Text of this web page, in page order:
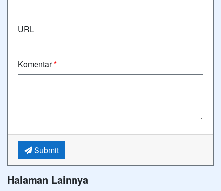
URL
Komentar*
Submit
Halaman Lainnya